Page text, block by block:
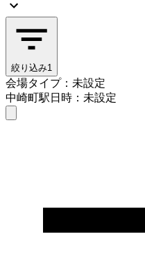
絞り込み1
会場タイプ：未設定
中崎町駅日時：未設定